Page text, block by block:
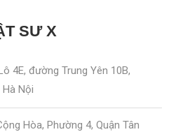
SƯ X
4E, đường Trung Yên 10B,
Hà Nội
Hòa, Phường 4, Quận Tân